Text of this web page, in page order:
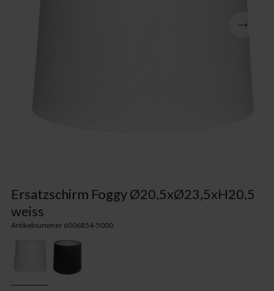
Ersatzschirm Foggy Ø20,5xØ23,5xH20,5
weiss
Artikelnummer 6006854-5000